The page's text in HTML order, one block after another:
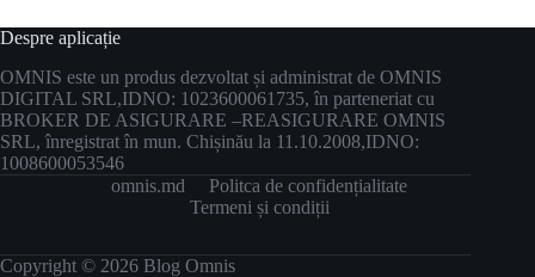
Despre aplicație
OMNIS este un produs dezvoltat și administrat de OMNIS
DIGITAL SRL,IDNO: 1023600061735, în parteneriat cu
BROKER DE ASIGURARE –REASIGURARE OMNIS
SRL, înregistrat în mun. Chișinău la 11.10.2008,IDNO:
1008600053546
omnis.md
Politca de confidențialitate
Termeni și condiții
Copyright © 2026 Blog Omnis